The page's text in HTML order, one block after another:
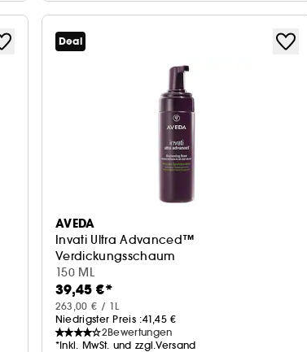
Deal
AVEDA
Invati Ultra Advanced™
Verdickungsschaum
150 ML
39,45 €*
263,00 € / 1L
Niedrigster Preis :41,45 €
2Bewertungen
*Inkl. MwSt. und zzgl.Versand